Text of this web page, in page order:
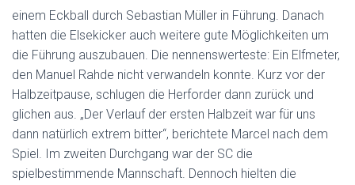
einem Eckball durch Sebastian Müller in Führung. Danach
hatten die Elsekicker auch weitere gute Möglichkeiten um
die Führung auszubauen. Die nennenswerteste: Ein Elfmeter,
den Manuel Rahde nicht verwandeln konnte. Kurz vor der
Halbzeitpause, schlugen die Herforder dann zurück und
glichen aus. „Der Verlauf der ersten Halbzeit war für uns
dann natürlich extrem bitter“, berichtete Marcel nach dem
Spiel. Im zweiten Durchgang war der SC die
spielbestimmende Mannschaft. Dennoch hielten die